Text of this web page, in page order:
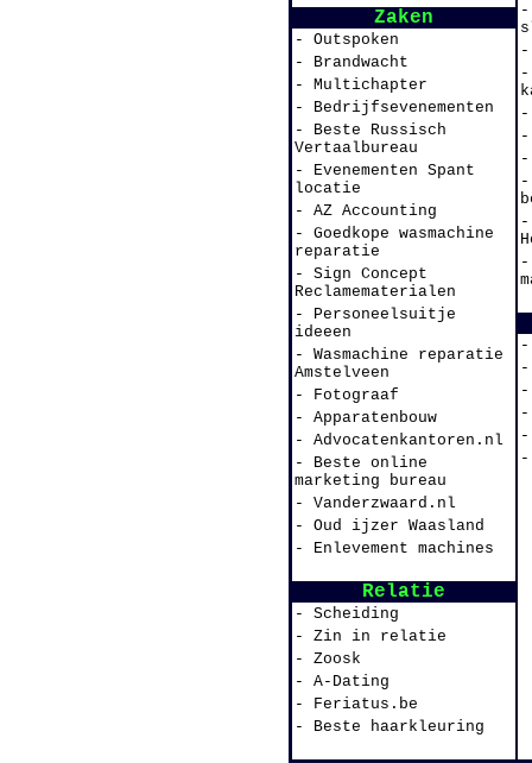
Zaken
- Outspoken
- Brandwacht
- Multichapter
- Bedrijfsevenementen
- Beste Russisch
Vertaalbureau
- Evenementen Spant
locatie
- AZ Accounting
- Goedkope wasmachine
reparatie
- Sign Concept
Reclamematerialen
- Personeelsuitje
ideeen
- Wasmachine reparatie
Amstelveen
- Fotograaf
- Apparatenbouw
- Advocatenkantoren.nl
- Beste online
marketing bureau
- Vanderzwaard.nl
- Oud ijzer Waasland
- Enlevement machines
Relatie
- Scheiding
- Zin in relatie
- Zoosk
- A-Dating
- Feriatus.be
- Beste haarkleuring
-
-
-
-
-
-
-